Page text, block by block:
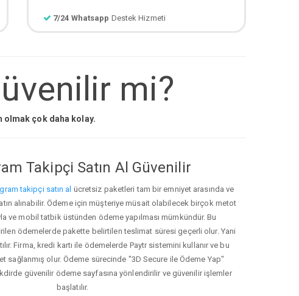
7/24 Whatsapp Destek Hizmeti
mi?
olmak çok daha kolay.
Takipçi Satın Al Güvenilir
takipçi satın al ücretsiz paketleri tam bir emniyet arasında ve
alınabilir. Ödeme için müşteriye müsait olabilecek birçok metot
ve mobil tatbik üstünden ödeme yapılması mümkündür. Bu
ödemelerde pakette belirtilen teslimat süresi geçerli olur. Yani
Firma, kredi kartı ile ödemelerde Paytr sistemini kullanır ve bu
sağlanmış olur. Ödeme sürecinde "3D Secure ile Ödeme Yap"
güvenilir ödeme sayfasına yönlendirilir ve güvenilir işlemler
başlatılır.